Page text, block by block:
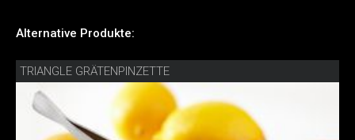
Alternative Produkte:
TRIANGLE GRÄTENPINZETTE